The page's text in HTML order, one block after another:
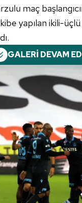
maç
yapılan ikili-
GALERİ DEVAM